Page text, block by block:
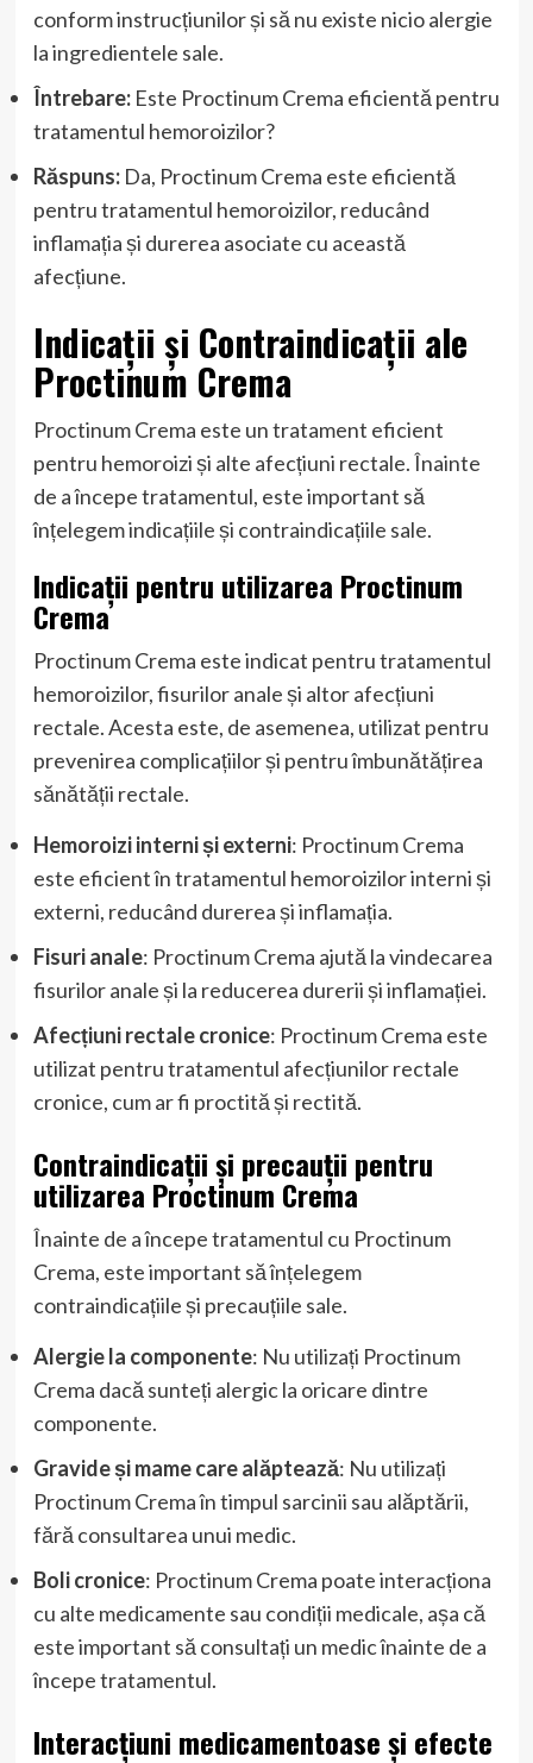
conform instrucțiunilor și să nu existe nicio alergie
la ingredientele sale.
Întrebare:Este Proctinum Crema eficientă pentru
tratamentul hemoroizilor?
Răspuns:Da, Proctinum Crema este eficientă
pentru tratamentul hemoroizilor, reducând
inflamația și durerea asociate cu această
afecțiune.
Indicații și Contraindicații ale
Proctinum Crema
Proctinum Crema este un tratament eficient
pentru hemoroizi și alte afecțiuni rectale. Înainte
de a începe tratamentul, este important să
înțelegem indicațiile și contraindicațiile sale.
Indicații pentru utilizarea Proctinum
Crema
Proctinum Crema este indicat pentru tratamentul
hemoroizilor, fisurilor anale și altor afecțiuni
rectale. Acesta este, de asemenea, utilizat pentru
prevenirea complicațiilor și pentru îmbunătățirea
sănătății rectale.
Hemoroizi interni și externi: Proctinum Crema
este eficient în tratamentul hemoroizilor interni și
externi, reducând durerea și inflamația.
Fisuri anale: Proctinum Crema ajută la vindecarea
fisurilor anale și la reducerea durerii și inflamației.
Afecțiuni rectale cronice: Proctinum Crema este
utilizat pentru tratamentul afecțiunilor rectale
cronice, cum ar fi proctită și rectită.
Contraindicații și precauții pentru
utilizarea Proctinum Crema
Înainte de a începe tratamentul cu Proctinum
Crema, este important să înțelegem
contraindicațiile și precauțiile sale.
Alergie la componente: Nu utilizați Proctinum
Crema dacă sunteți alergic la oricare dintre
componente.
Gravide și mame care alăptează: Nu utilizați
Proctinum Crema în timpul sarcinii sau alăptării,
fără consultarea unui medic.
Boli cronice: Proctinum Crema poate interacționa
cu alte medicamente sau condiții medicale, așa că
este important să consultați un medic înainte de a
începe tratamentul.
Interacțiuni medicamentoase și efecte